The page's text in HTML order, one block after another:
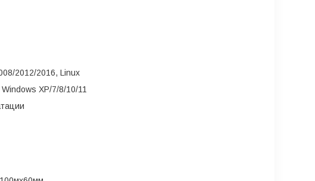
2012/2016, Linux
XP/7/8/10/11